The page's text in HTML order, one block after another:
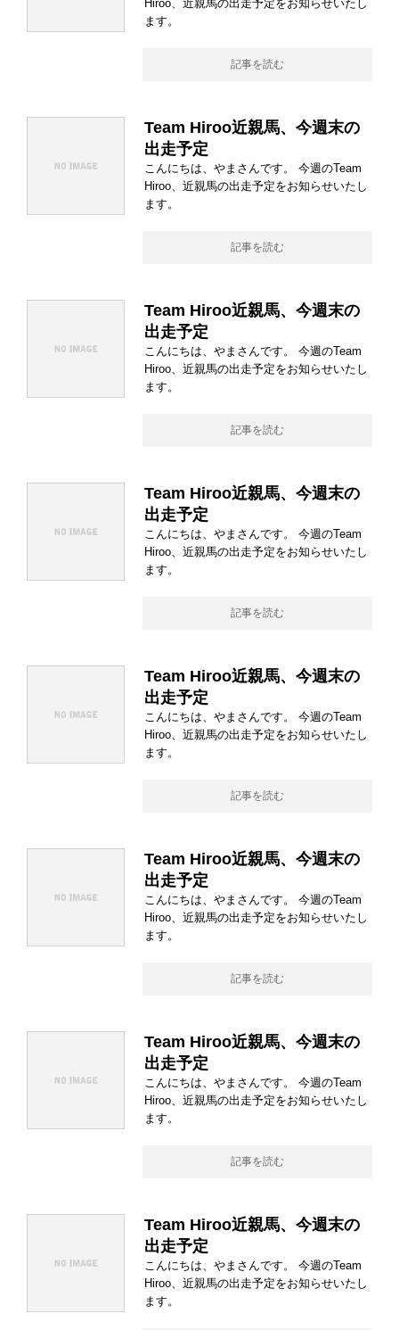
Hiroo、近親馬の出走予定をお知らせいたし
ます。
記事を読む
Team Hiroo近親馬、今週末の
出走予定
こんにちは、やまさんです。 今週のTeam
Hiroo、近親馬の出走予定をお知らせいたし
ます。
記事を読む
Team Hiroo近親馬、今週末の
出走予定
こんにちは、やまさんです。 今週のTeam
Hiroo、近親馬の出走予定をお知らせいたし
ます。
記事を読む
Team Hiroo近親馬、今週末の
出走予定
こんにちは、やまさんです。 今週のTeam
Hiroo、近親馬の出走予定をお知らせいたし
ます。
記事を読む
Team Hiroo近親馬、今週末の
出走予定
こんにちは、やまさんです。 今週のTeam
Hiroo、近親馬の出走予定をお知らせいたし
ます。
記事を読む
Team Hiroo近親馬、今週末の
出走予定
こんにちは、やまさんです。 今週のTeam
Hiroo、近親馬の出走予定をお知らせいたし
ます。
記事を読む
Team Hiroo近親馬、今週末の
出走予定
こんにちは、やまさんです。 今週のTeam
Hiroo、近親馬の出走予定をお知らせいたし
ます。
記事を読む
Team Hiroo近親馬、今週末の
出走予定
こんにちは、やまさんです。 今週のTeam
Hiroo、近親馬の出走予定をお知らせいたし
ます。